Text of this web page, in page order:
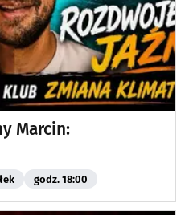
Marcin:
godz. 18:00